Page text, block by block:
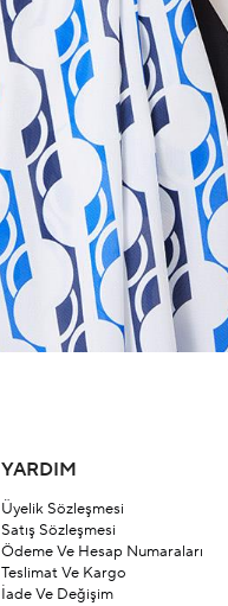
YARDIM
Üyelik Sözleşmesi
Satış Sözleşmesi
Ödeme Ve Hesap Numaraları
Teslimat Ve Kargo
İade Ve Değişim